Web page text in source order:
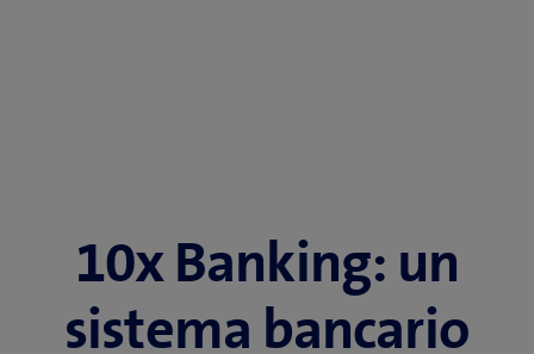
10x Banking: un
sistema bancario